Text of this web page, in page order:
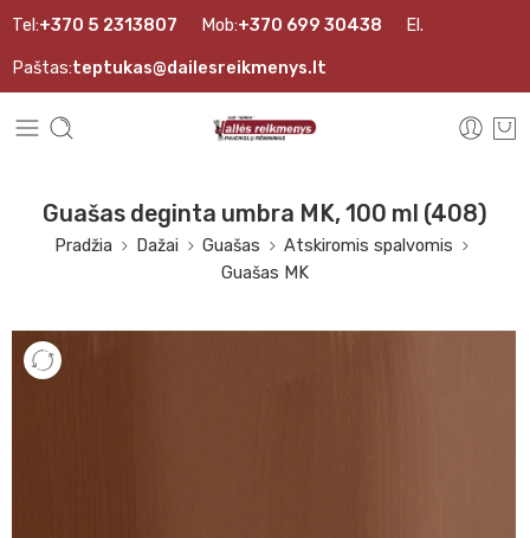
Tel:+370 5 2313807 Mob:+370 699 30438 El.
Paštas:teptukas@dailesreikmenys.lt
Guašas deginta umbra MK, 100 ml (408)
Pradžia Dažai Guašas
Atskiromis spalvomis
Guašas MK